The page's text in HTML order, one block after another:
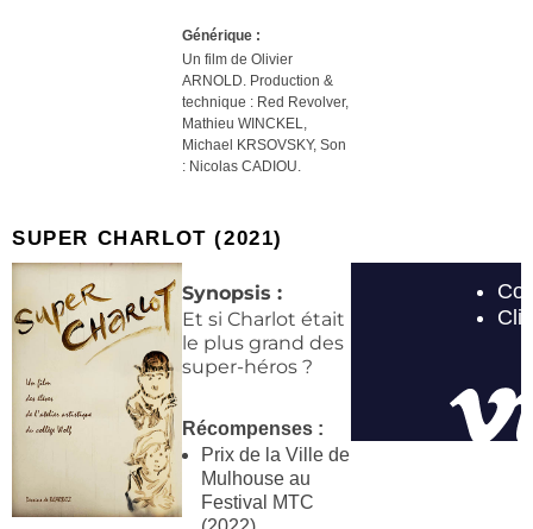
Générique :
Un film de Olivier
ARNOLD. Production &
technique : Red Revolver,
Mathieu WINCKEL,
Michael KRSOVSKY, Son
: Nicolas CADIOU.
SUPER CHARLOT (2021)
Synopsis :
Et si Charlot était
le plus grand des
super-héros ?
Récompenses :
Prix de la Ville de
Mulhouse au
Festival MTC